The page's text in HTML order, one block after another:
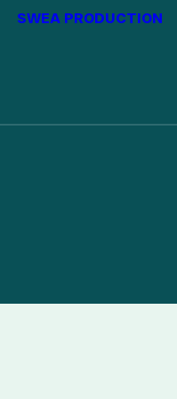
SWEA PRODUCTION